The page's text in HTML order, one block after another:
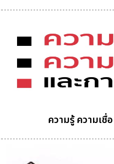
ความรู้ ความเชื่